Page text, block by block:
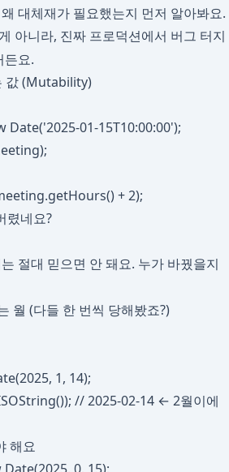
대체재가 필요했는지 먼저 알아봐요.
아니라, 진짜 프로덕션에서 버그 터지
든요.
값 (Mutability)
01-15T10:00:00');
+ 2);
렸네요?
절대 믿으면 안 돼요. 누가 바꿨을지
월 (다들 한 번씩 당해봤죠?)
1, 14);
// 2025-02-14 ← 2월이에
해요